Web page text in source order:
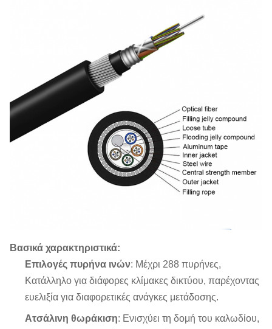
Βασικά χαρακτηριστικά:
Επιλογές πυρήνα ινών: Μέχρι 288 πυρήνες,
Κατάλληλο για διάφορες κλίμακες δικτύου, παρέχοντας
ευελιξία για διαφορετικές ανάγκες μετάδοσης.
Ατσάλινη θωράκιση: Ενισχύει τη δομή του καλωδίου,